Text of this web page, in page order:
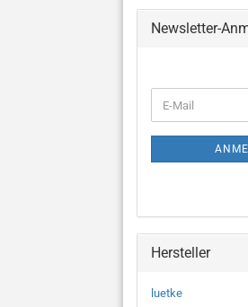
Newsletter-
ZUR
ANMELDUNG
E-
Mail
Hersteller
luetke